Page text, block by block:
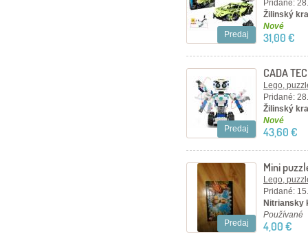
Predaj
Pridané:
Žilinský
Nové
31,00 €
Predaj
CADA
dielikov
Lego,
Pridané:
Žilinský
Nové
43,60 €
Predaj
Mini
Lego,
Pridané:
Nitriansky
Používané
4,00 €